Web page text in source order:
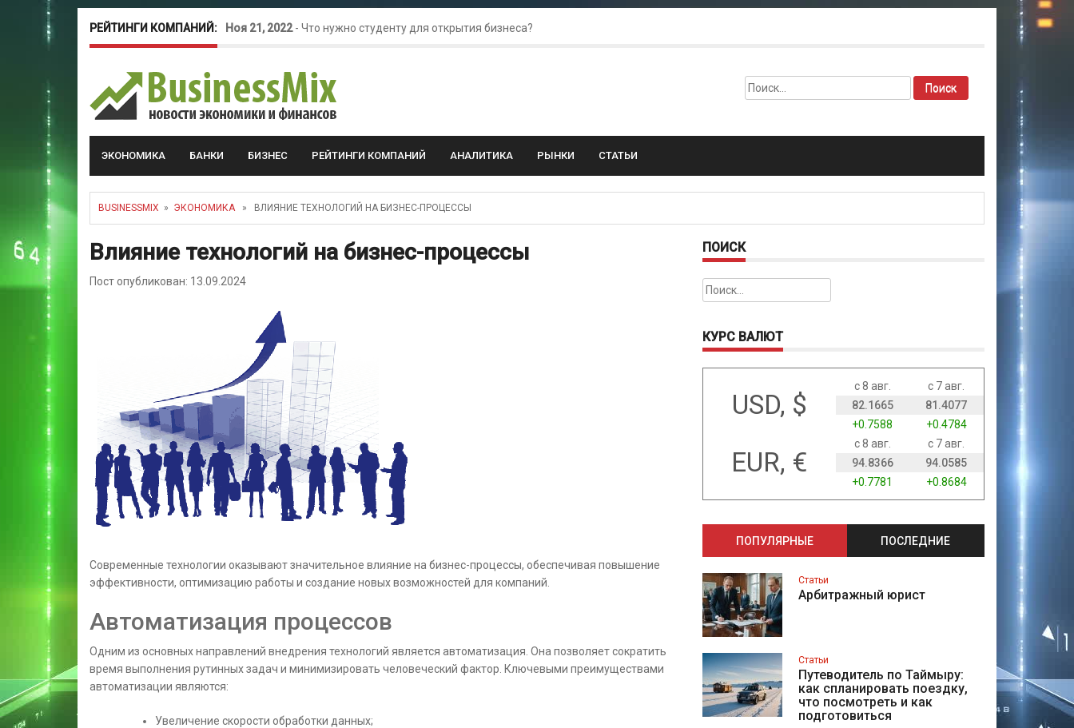
РЕЙТИНГИ КОМПАНИЙ: Ноя 21, 2022- Что нужно студенту для открытия бизнеса?
Май 16, 2022-Курсовые колебания: как защитить свой бизнес?
Найти:
ЭКОНОМИКА БАНКИ БИЗНЕС РЕЙТИНГИ КОМПАНИЙ АНАЛИТИКА РЫНКИ СТАТЬИ
BUSINESSMIX » ЭКОНОМИКА» ВЛИЯНИЕ ТЕХНОЛОГИЙ НА БИЗНЕС-ПРОЦЕССЫ
Влияние технологий на бизнес-процессы
Пост опубликован: 13.09.2024
Современные технологии оказывают значительное влияние на бизнес-процессы, обеспечивая повышение
эффективности, оптимизацию работы и создание новых возможностей для компаний.
Автоматизация процессов
Одним из основных направлений внедрения технологий является автоматизация. Она позволяет сократить
время выполнения рутинных задач и минимизировать человеческий фактор. Ключевыми преимуществами
автоматизации являются:
Увеличение скорости обработки данных;
ПОИСК
Найти:
КУРС ВАЛЮТ
USD, $
с 8 авг.
с 7 авг.
82.1665
81.4077
+0.7588
+0.4784
EUR, €
с 8 авг.
с 7 авг.
94.8366
94.0585
+0.7781
+0.8684
ПОПУЛЯРНЫЕ ПОСЛЕДНИЕ
Статьи
Арбитражный юрист
Статьи
Путеводитель по Таймыру:
как спланировать поездку,
что посмотреть и как
подготовиться